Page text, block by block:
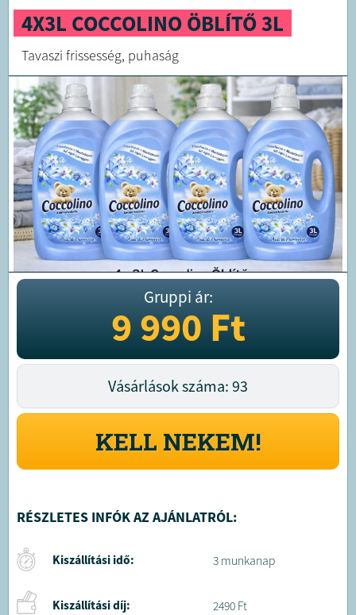
4X3L COCCOLINO ÖBLÍTŐ 3L
Tavaszi frissesség, puhaság
Gruppi ár:
9 990Ft
Vásárlások száma: 93
KELL NEKEM!
RÉSZLETES INFÓK AZ AJÁNLATRÓL:
Kiszállítási idő: 3 munkanap
Kiszállítási díj: 2490 Ft